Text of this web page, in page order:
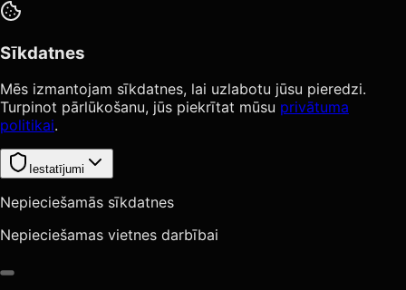
Sīkdatnes
Mēs izmantojam sīkdatnes, lai uzlabotu jūsu pieredzi.
Turpinot pārlūkošanu, jūs piekrītat mūsu privātuma
politikai.
Iestatījumi
Nepieciešamās sīkdatnes
Nepieciešamas vietnes darbībai